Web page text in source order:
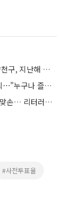
서울 서남권 신축 아파트 희소성 심화⋯양천구, 지난해 입주 '제로'
서울시, ‘쉬엄쉬엄 한강 3종 축제’ 5일 개최⋯"누구나 즐기는 시민 참여 행사"
서울AI재단, 연세대와 'AI 디바이드' 해소 맞손… 리터러시 조사 개편
#사전투표율